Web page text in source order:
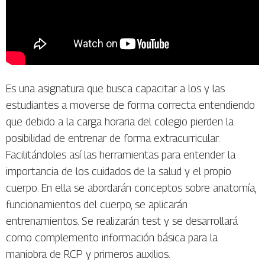
Es una asignatura que busca capacitar a los y las
estudiantes a moverse de forma correcta entendiendo
que debido a la carga horaria del colegio pierden la
posibilidad de entrenar de forma extracurricular.
Facilitándoles así las herramientas para entender la
importancia de los cuidados de la salud y el propio
cuerpo. En ella se abordarán conceptos sobre anatomía,
funcionamientos del cuerpo, se aplicarán
entrenamientos. Se realizarán test y se desarrollará
como complemento información básica para la
maniobra de RCP y primeros auxilios.